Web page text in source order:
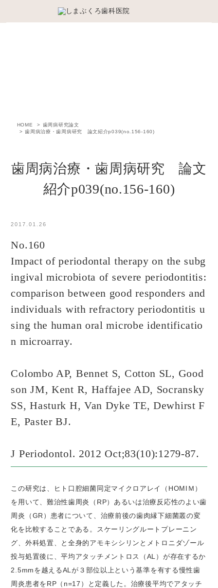
HOME
歯周病研究論文
歯周病治療・歯周病研究 論文紹介p039(no.156-160)
歯周病治療・歯周病研究 論文
紹介p039(no.156-160)
2017.01.26
No.160
Impact of periodontal therapy on the subg
ingival microbiota of severe periodontitis:
comparison between good responders and
individuals with refractory periodontitis u
sing the human oral microbe identificatio
n microarray.
Colombo AP, Bennet S, Cotton SL, Good
son JM, Kent R, Haffajee AD, Socransky
SS, Hasturk H, Van Dyke TE, Dewhirst F
E, Paster BJ.
J Periodontol. 2012 Oct;83(10):1279-87.
この研究は、ヒト口腔細菌同定マイクロアレイ（HOMIＭ）
を用いて、難治性歯周炎（RP）あるいは治療反応性のよい歯
周炎（GR）患者について、治療前後の歯肉縁下細菌叢の変
化を比較することである。スケーリングルートプレーニン
グ、外科処置、と全身的アモキシシリンとメトロニダゾール
投与処置後に、平均アタッチメントロス（AL）が存在するか
2.5mmを越えるALが３部位以上という基準を有する慢性歯
周炎患者をRP（n=17）と定義した。治療後平均でアタッチ